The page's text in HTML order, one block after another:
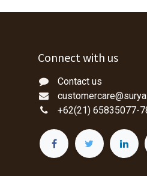
Connect with us
Contact us
+62(21) 65835077-